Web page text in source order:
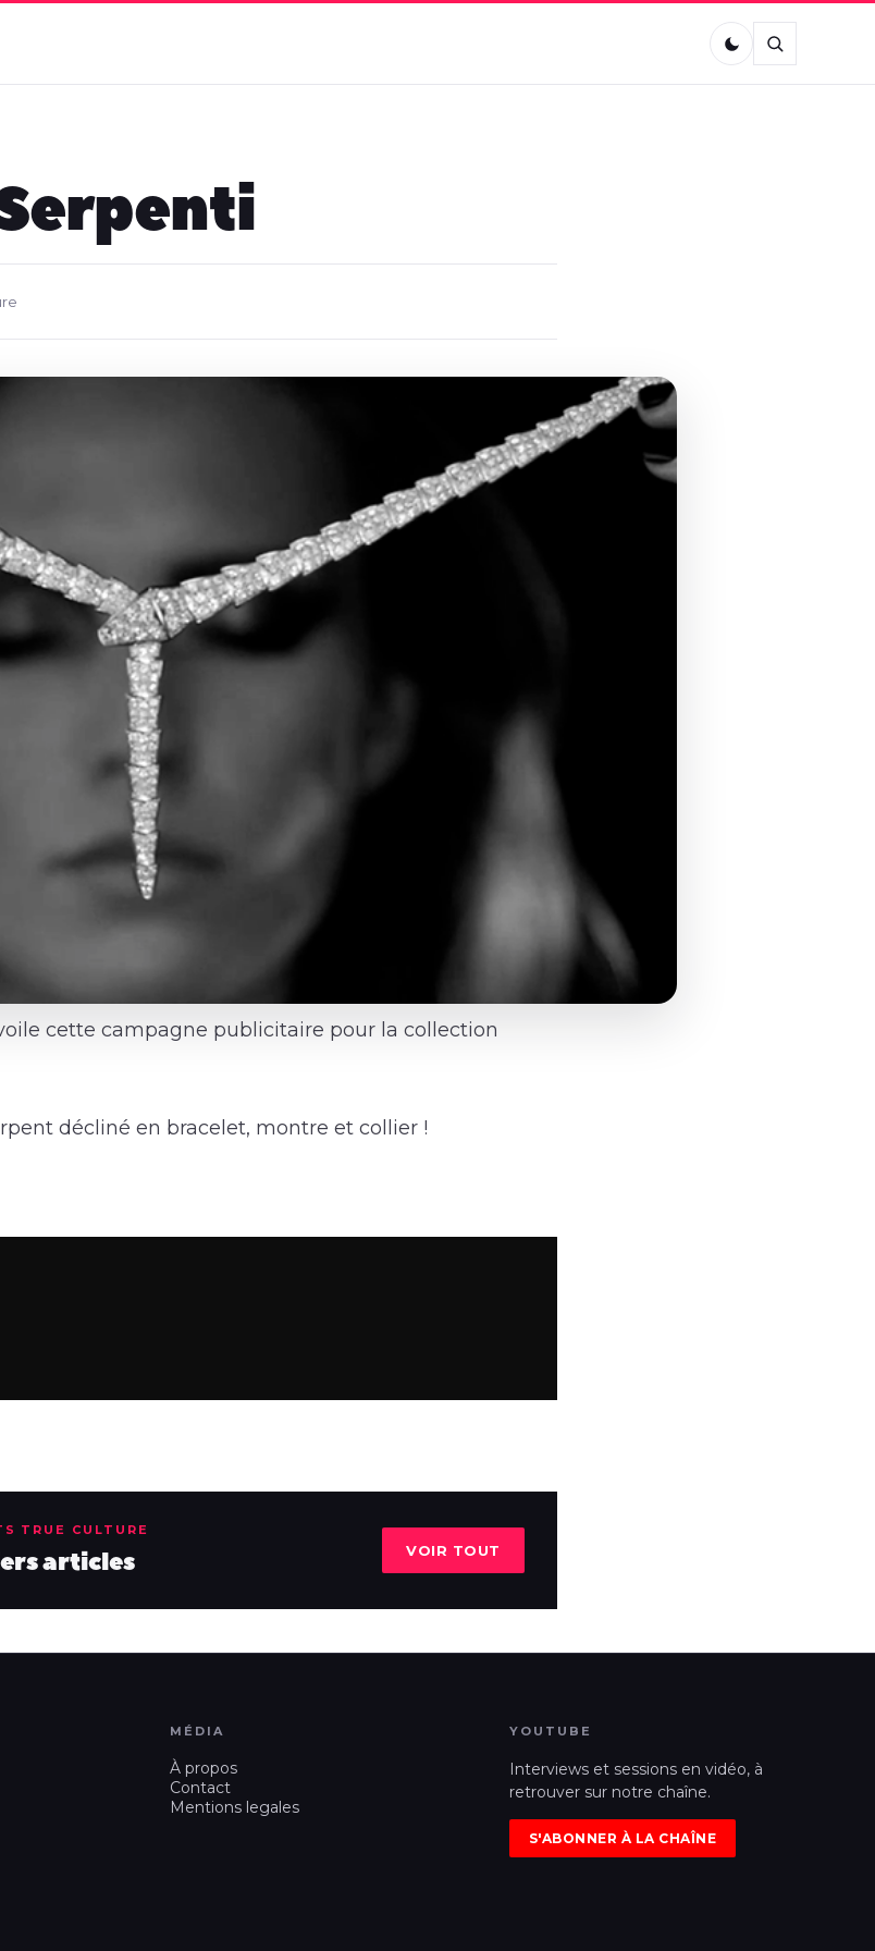
cette campagne publicitaire pour la collection
décliné en bracelet, montre et collier !
TRUE CULTURE
articles VOIR TOUT
MÉDIA
À propos
Contact
Mentions legales
YOUTUBE
Interviews et sessions en vidéo, à
retrouver sur notre chaîne.
S'ABONNER À LA CHAÎNE